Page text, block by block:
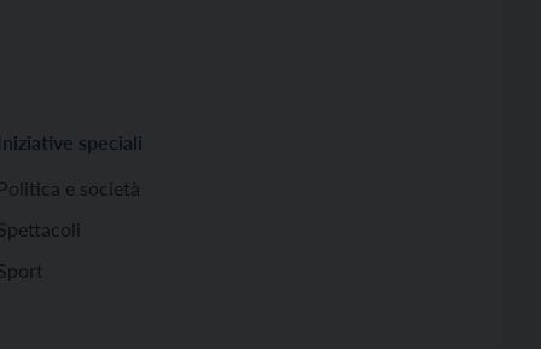
Iniziative speciali
Politica e società